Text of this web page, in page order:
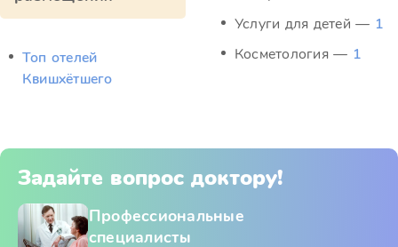
Топ отелей
Квишхётшего
Услуги для детей — 1
Косметология — 1
Задайте вопрос доктору!
Профессиональные
специалисты